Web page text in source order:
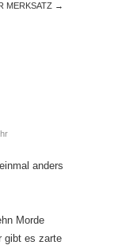
MERKSATZ →
anders
Morde
gibt es zarte